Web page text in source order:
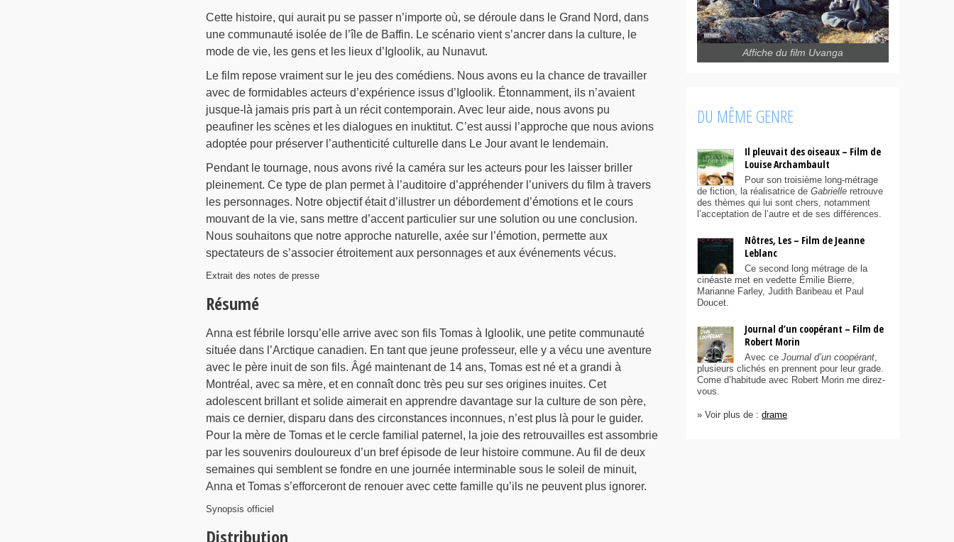
Cette histoire, qui aurait pu se passer n’importe où, se déroule dans le Grand Nord, dans
une communauté isolée de l’île de Baffin. Le scénario vient s’ancrer dans la culture, le
mode de vie, les gens et les lieux d’Igloolik, au Nunavut.
Le film repose vraiment sur le jeu des comédiens. Nous avons eu la chance de travailler
avec de formidables acteurs d’expérience issus d’Igloolik. Étonnamment, ils n’avaient
jusque-là jamais pris part à un récit contemporain. Avec leur aide, nous avons pu
peaufiner les scènes et les dialogues en inuktitut. C’est aussi l’approche que nous avions
adoptée pour préserver l’authenticité culturelle dans Le Jour avant le lendemain.
Pendant le tournage, nous avons rivé la caméra sur les acteurs pour les laisser briller
pleinement. Ce type de plan permet à l’auditoire d’appréhender l’univers du film à travers
les personnages. Notre objectif était d’illustrer un débordement d’émotions et le cours
mouvant de la vie, sans mettre d’accent particulier sur une solution ou une conclusion.
Nous souhaitons que notre approche naturelle, axée sur l’émotion, permette aux
spectateurs de s’associer étroitement aux personnages et aux événements vécus.
Extrait des notes de presse
Résumé
Anna est fébrile lorsqu’elle arrive avec son fils Tomas à Igloolik, une petite communauté
située dans l’Arctique canadien. En tant que jeune professeur, elle y a vécu une aventure
avec le père inuit de son fils. Âgé maintenant de 14 ans, Tomas est né et a grandi à
Montréal, avec sa mère, et en connaît donc très peu sur ses origines inuites. Cet
adolescent brillant et solide aimerait en apprendre davantage sur la culture de son père,
mais ce dernier, disparu dans des circonstances inconnues, n’est plus là pour le guider.
Pour la mère de Tomas et le cercle familial paternel, la joie des retrouvailles est assombrie
par les souvenirs douloureux d’un bref épisode de leur histoire commune. Au fil de deux
semaines qui semblent se fondre en une journée interminable sous le soleil de minuit,
Anna et Tomas s’efforceront de renouer avec cette famille qu’ils ne peuvent plus ignorer.
Synopsis officiel
Distribution
Affiche du film Uvanga
DU MÊME GENRE
Il pleuvait des oiseaux – Film de
Louise Archambault
Pour son troisième long-métrage
de fiction, la réalisatrice de Gabrielle retrouve
des thèmes qui lui sont chers, notamment
l’acceptation de l’autre et de ses différences.
Nôtres, Les – Film de Jeanne
Leblanc
Ce second long métrage de la
cinéaste met en vedette Émilie Bierre,
Marianne Farley, Judith Baribeau et Paul
Doucet.
Journal d’un coopérant – Film de
Robert Morin
Avec ce Journal d’un coopérant,
plusieurs clichés en prennent pour leur grade.
Come d’habitude avec Robert Morin me direz-
vous.
» Voir plus de : drame